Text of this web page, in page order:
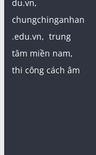
du.vn,
chungchinganhan
.edu.vn, trung
tâm miền nam,
thi công cách âm